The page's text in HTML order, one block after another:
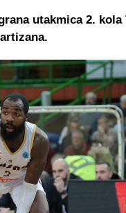
utakmica 2. kola